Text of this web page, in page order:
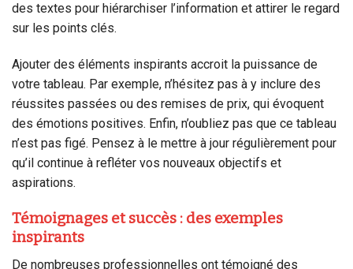
des textes pour hiérarchiser l’information et attirer le regard
sur les points clés.
Ajouter des éléments inspirants accroit la puissance de
votre tableau. Par exemple, n’hésitez pas à y inclure des
réussites passées ou des remises de prix, qui évoquent
des émotions positives. Enfin, n’oubliez pas que ce tableau
n’est pas figé. Pensez à le mettre à jour régulièrement pour
qu’il continue à refléter vos nouveaux objectifs et
aspirations.
Témoignages et succès : des exemples
inspirants
De nombreuses professionnelles ont témoigné des